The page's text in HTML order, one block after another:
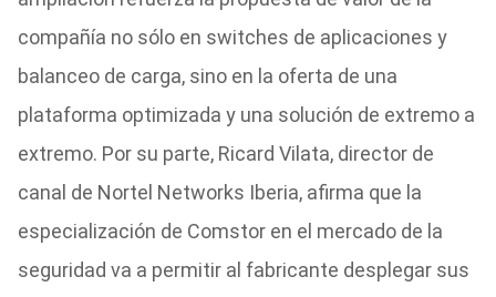
compañía no sólo en switches de aplicaciones y
balanceo de carga, sino en la oferta de una
plataforma optimizada y una solución de extremo a
extremo. Por su parte, Ricard Vilata, director de
canal de Nortel Networks Iberia, afirma que la
especialización de Comstor en el mercado de la
seguridad va a permitir al fabricante desplegar sus